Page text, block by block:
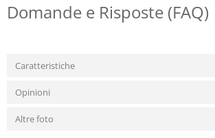
Domande e Risposte (FAQ)
Caratteristiche
Opinioni
Altre foto